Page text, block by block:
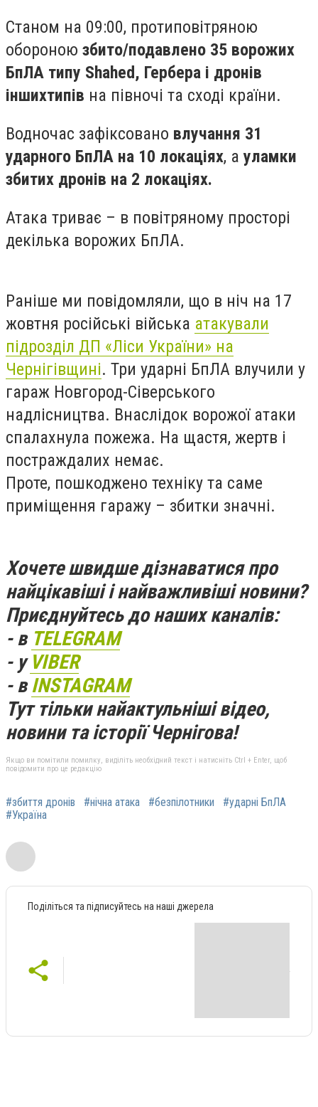
Станом на 09:00, протиповітряною
обороною збито/подавлено 35 ворожих
БпЛА типу Shahed, Гербера і дронів
іншихтипів на півночі та сході країни.
Водночас зафіксовано влучання 31
ударного БпЛА на 10 локаціях, а уламки
збитих дронів на 2 локаціях.
Атака триває – в повітряному просторі
декілька ворожих БпЛА.
Раніше ми повідомляли, що в ніч на 17
жовтня російські війська атакували
підрозділ ДП «Ліси України» на
Чернігівщині. Три ударні БпЛА влучили у
гараж Новгород-Сіверського
надлісництва. Внаслідок ворожої атаки
спалахнула пожежа. На щастя, жертв і
постраждалих немає.
Проте, пошкоджено техніку та саме
приміщення гаражу – збитки значні.
Хочете швидше дізнаватися про
найцікавіші і найважливіші новини?
Приєднуйтесь до наших каналів:
- в TELEGRAM
- у VIBER
- вINSTAGRAM
Тут тільки найактульніші відео,
новини та історії Чернігова!
Якщо ви помітили помилку, виділіть необхідний текст і натисніть Ctrl + Enter, щоб
повідомити про це редакцію
#збиття дронів #нічна атака #безпілотники
#ударні БпЛА
#Україна
Поділіться та підписуйтесь на наші джерела